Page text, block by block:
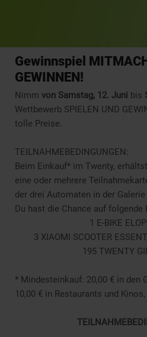
Gewinnspiel
GEWINNEN!
Nimm von Samstag, 12. Juni bis
Wettbewerb SPIELEN UND
tolle Preise.
TEILNAHMEBEDINGUNGEN:
Beim Einkauf* im Twenty,
eine oder mehrere
der drei Automaten in der
Du hast die Chance auf folgende
1 E-BIKE
3 XIAOMI SCOOTER
195 TWENTY
* Mindesteinkauf: 20,00 € in den
10,00 € in Restaurants und